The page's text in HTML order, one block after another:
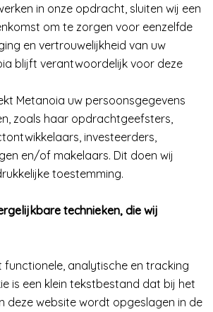
in onze opdracht, sluiten wij een
om te zorgen voor eenzelfde
en vertrouwelijkheid van uw
blijft verantwoordelijk voor deze
Metanoia uw persoonsgegevens
zoals haar opdrachtgeefsters,
investeerders,
en/of makelaars. Dit doen wij
toestemming.
technieken, die wij
functionele, analytische en tracking
is een klein tekstbestand dat bij het
deze website wordt opgeslagen in de